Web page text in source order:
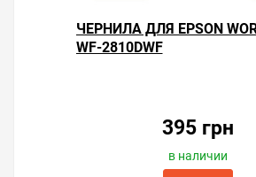
ЧЕРНИЛА ДЛЯ EPSON
WF-2810DWF
395 грн
в наличии